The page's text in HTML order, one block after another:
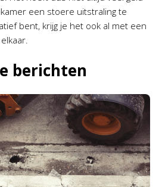
een stoere uitstraling te
bent, krijg je het ook al met een
berichten